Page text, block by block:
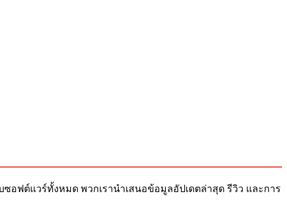
อฟต์แวร์ทั้งหมด พวกเรานำเสนอข้อมูลอัปเดตล่าสุด รีวิว และการ